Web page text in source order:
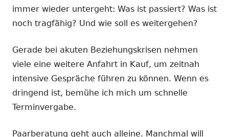
immer wieder untergeht: Was ist passiert? Was ist
noch tragfähig? Und wie soll es weitergehen?
Gerade bei akuten Beziehungskrisen nehmen
viele eine weitere Anfahrt in Kauf, um zeitnah
intensive Gespräche führen zu können. Wenn es
dringend ist, bemühe ich mich um schnelle
Terminvergabe.
Paarberatung geht auch alleine. Manchmal will